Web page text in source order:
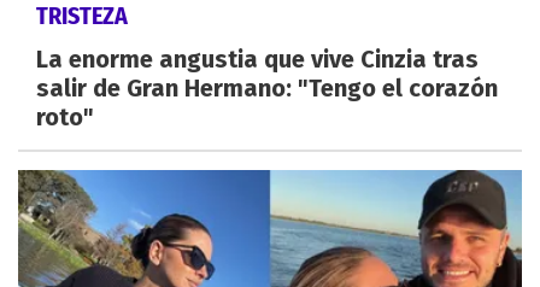
TRISTEZA
La enorme angustia que vive Cinzia tras
salir de Gran Hermano: "Tengo el corazón
roto"